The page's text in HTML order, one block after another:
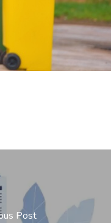
Post